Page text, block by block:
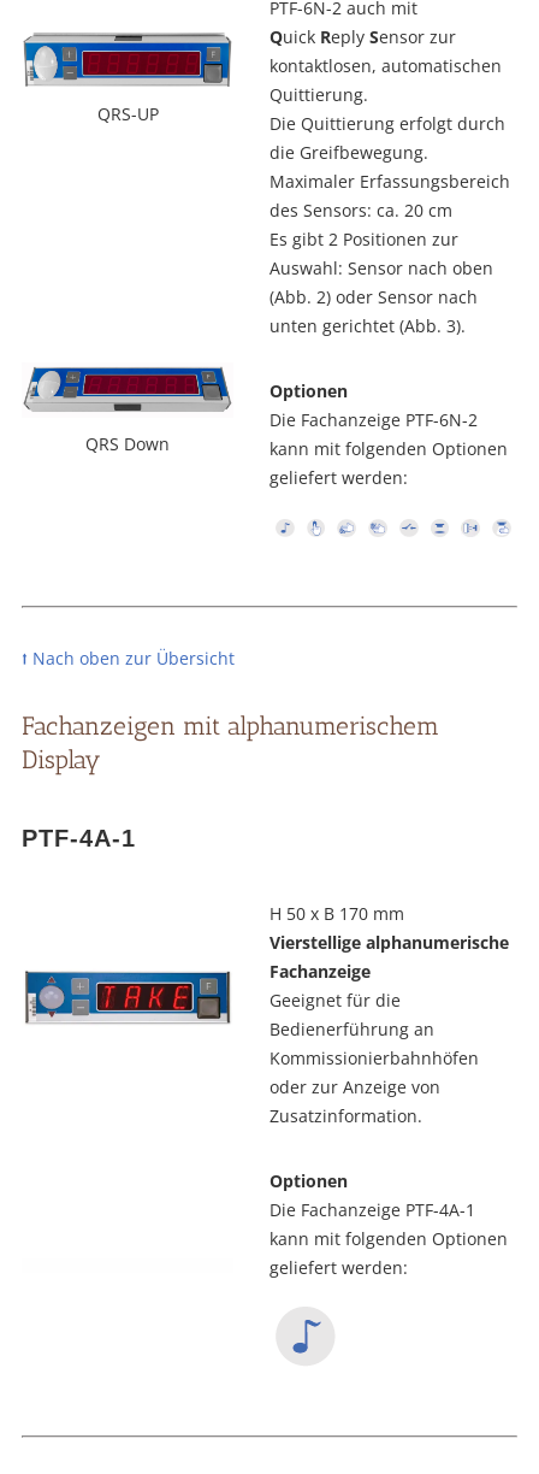
QRS-UP
QRS Down
PTF-6N-2 auch mit
Quick Reply Sensor zur
kontaktlosen, automatischen
Quittierung.
Die Quittierung erfolgt durch
die Greifbewegung.
Maximaler Erfassungsbereich
des Sensors: ca. 20 cm
Es gibt 2 Positionen zur
Auswahl: Sensor nach oben
(Abb. 2) oder Sensor nach
unten gerichtet (Abb. 3).
Optionen
Die Fachanzeige PTF-6N-2
kann mit folgenden Optionen
geliefert werden:
⭡ Nach oben zur Übersicht
Fachanzeigen mit alphanumerischem
Display
PTF-4A-1
H 50 x B 170 mm
Vierstellige alphanumerische
Fachanzeige
Geeignet für die
Bedienerführung an
Kommissionierbahnhöfen
oder zur Anzeige von
Zusatzinformation.
Optionen
Die Fachanzeige PTF-4A-1
kann mit folgenden Optionen
geliefert werden: